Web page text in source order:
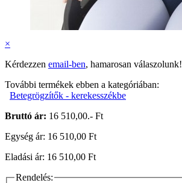
×
Kérdezzen email-ben, hamarosan válaszolunk!
További termékek ebben a kategóriában:
Betegrögzítők - kerekesszékbe
Bruttó ár: 16 510,00.- Ft
Egység ár: 16 510,00 Ft
Eladási ár: 16 510,00 Ft
Rendelés: